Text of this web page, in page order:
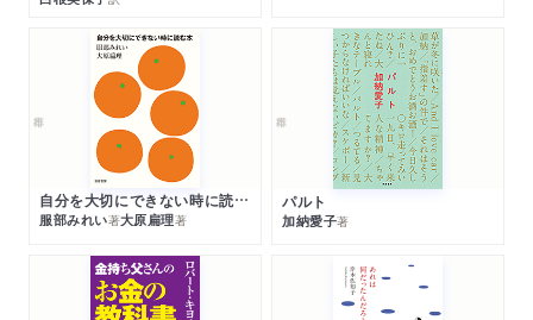
2018/03/07
「ダ・ヴィンチ」4月号に著者インタビューが掲載されまし
た。「西加奈子「縛られて、しんどくなったらその言葉は捨
てちゃっていい」」
2018/03/01
ほんのひきだしで紹介されました。
スポニチで紹介されました。
自分を大切にできない時に読む本
服部みれい著大原扁理著
パルト
加納愛子著